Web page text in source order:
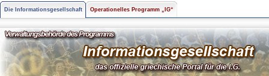
Die Informationsgesellschaft Operationelles Programm „IG“